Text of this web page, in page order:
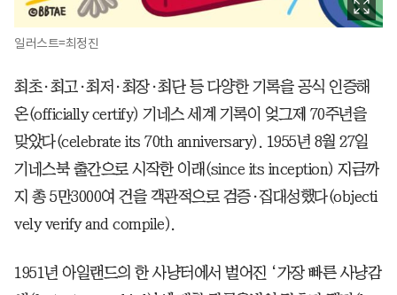
일러스트=최정진
최초·최고·최저·최장·최단 등 다양한 기록을 공식 인증해
온(officially certify) 기네스 세계 기록이 엊그제 70주년을
맞았다(celebrate its 70th anniversary). 1955년 8월 27일
기네스북 출간으로 시작한 이래(since its inception) 지금까
지 총 5만3000여 건을 객관적으로 검증·집대성했다(objecti
vely verify and compile).
1951년 아일랜드의 한 사냥터에서 벌어진 ‘가장 빠른 사냥감